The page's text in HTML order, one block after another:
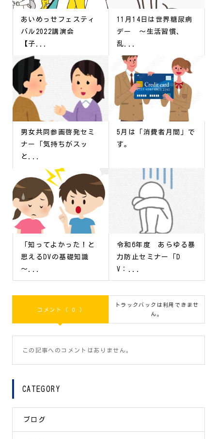
あいめっせフェスティ
バル2022講演会
【子...
11月14日は世界糖尿病
デー ～生活習慣、
乱...
男女共同参画啓発セミ
ナー「気持ちがスッ
と...
5月は「消費者月間」で
す。
「知ってよかった！と
思えるDVの基礎知識
～...
令和6年度 あらゆる暴
力防止セミナー「D
V：...
コメント ( 0 )
トラックバックは利用できませ
ん。
この記事へのコメントはありません。
CATEGORY
ブログ